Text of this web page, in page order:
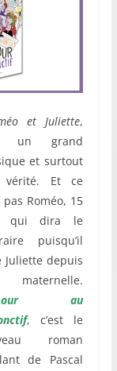
et Juliette,
un grand
et surtout
vérité. Et ce
pas Roméo, 15
qui dira le
puisqu’il
Juliette depuis
au
, c’est le
roman
de Pascal